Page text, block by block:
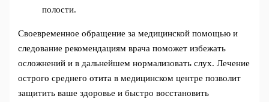
полости.
Своевременное обращение за медицинской помощью и
следование рекомендациям врача поможет избежать
осложнений и в дальнейшем нормализовать слух. Лечение
острого среднего отита в медицинском центре позволит
защитить ваше здоровье и быстро восстановить